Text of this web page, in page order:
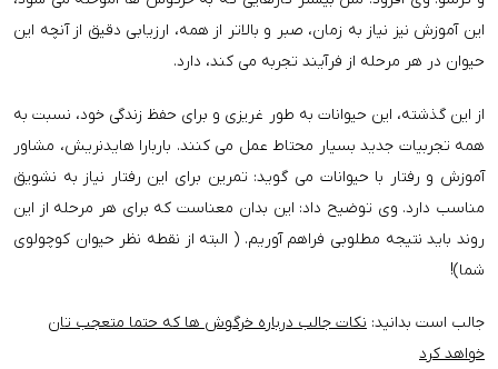
این آموزش نیز نیاز به زمان، صبر و بالاتر از همه، ارزیابی دقیق از آنچه این
حیوان در هر مرحله از فرآیند تجربه می کند، دارد.
از این گذشته، این حیوانات به طور غریزی و برای حفظ زندگی خود، نسبت به
همه تجربیات جدید بسیار محتاط عمل می کنند. باربارا هایدنریش، مشاور
آموزش و رفتار با حیوانات می گوید: تمرین برای این رفتار نیاز به نشویق
مناسب دارد. وی توضیح داد: این بدان معناست که برای هر مرحله از این
روند باید نتیجه مطلوبی فراهم آوریم. ( البته از نقطه نظر حیوان کوچولوی
شما)!
جالب است بدانید: نکات جالب درباره خرگوش ها که حتما متعجب تان
خواهد کرد